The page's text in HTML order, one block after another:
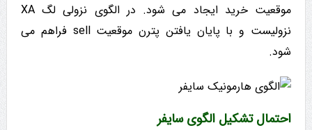
موقعیت خرید ایجاد می شود. در الگوی نزولی لگ XA
نزولیست و با پایان یافتن پترن موقعیت sell فراهم می
شود.
احتمال تشکیل الگوی سایفر